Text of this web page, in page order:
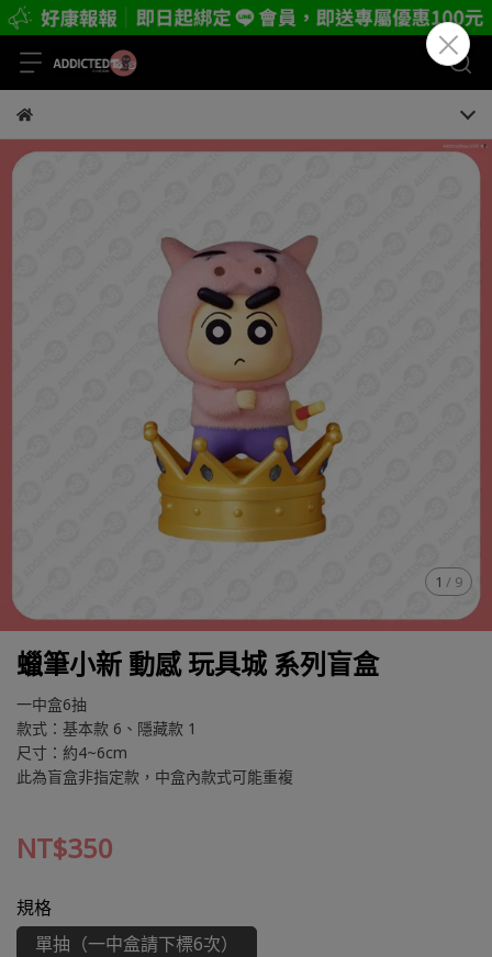
1 / 9
蠟筆小新 動感 玩具城 系列盲盒
一中盒6抽
款式：基本款 6、隱藏款 1
尺寸：約4~6cm
此為盲盒非指定款，中盒內款式可能重複
NT$350
規格
單抽（一中盒請下標6次）